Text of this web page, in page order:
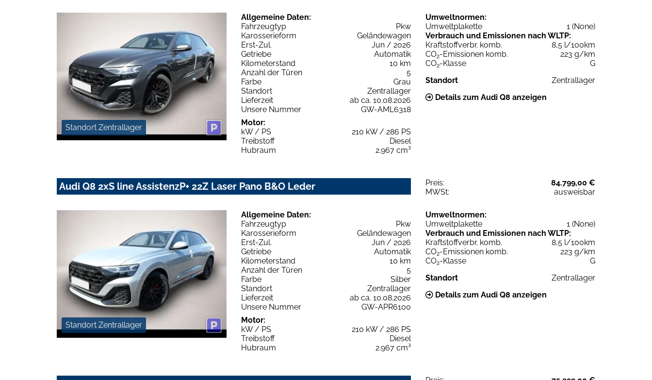
Standort Zentrallager
Allgemeine Daten:
Fahrzeugtyp
Pkw
Karosserieform
Geländewagen
Erst-Zul.
Jun / 2026
Getriebe
Automatik
Kilometerstand
10 km
Anzahl der Türen
5
Farbe
Grau
Standort
Zentrallager
Lieferzeit
ab ca. 10.08.2026
Unsere Nummer
GW-AML6318
Motor:
kW / PS
210 kW / 286 PS
Treibstoff
Diesel
Hubraum
2.967 cm³
Umweltnormen:
Umweltplakette
1 (None)
Verbrauch und Emissionen nach WLTP:
Kraftstoffverbr. komb.
8,5 l/100km
CO2-Emissionen komb.
223 g/km
CO2-Klasse
G
Standort
Zentrallager
Details zum Audi Q8 anzeigen
Audi Q8 2xS line AssistenzP+ 22Z Laser Pano B&O Leder Preis:
84.799,00 €
MWSt:
ausweisbar
Standort Zentrallager
Allgemeine Daten:
Fahrzeugtyp
Pkw
Karosserieform
Geländewagen
Erst-Zul.
Jun / 2026
Getriebe
Automatik
Kilometerstand
10 km
Anzahl der Türen
5
Farbe
Silber
Standort
Zentrallager
Lieferzeit
ab ca. 10.08.2026
Unsere Nummer
GW-APR6100
Motor:
kW / PS
210 kW / 286 PS
Treibstoff
Diesel
Hubraum
2.967 cm³
Umweltnormen:
Umweltplakette
1 (None)
Verbrauch und Emissionen nach WLTP:
Kraftstoffverbr. komb.
8,5 l/100km
CO2-Emissionen komb.
223 g/km
CO2-Klasse
G
Standort
Zentrallager
Details zum Audi Q8 anzeigen